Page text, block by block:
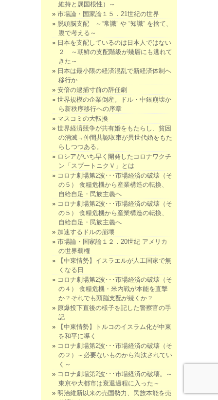
維持と属国根性）～
市場論・国家論１５．21世紀の世界
脱頭脳支配 ～“常識” や “知識” を捨て、
腹で考える～
日本を支配しているのは日本人ではない
２ ～朝鮮の支配階級が幾層にも逃れて
きた～
日本は最小限の経済混乱で新経済体制へ
移行か
安倍の逮捕寸前の辞任劇
世界規模の企業倒産。ドル・中銀崩壊か
ら新秩序移行への序章
マスコミの大転換
世界経済競争が共有婚をもたらし、貧困
の消滅→仲間共認収束が異世代婚をもた
らしつつある。
ロシアがいち早く開発したコロナワクチ
ン「スプートニクＶ」とは
コロナ劇場第2波･･･市場経済の破壊（そ
の５） 食糧危機から産業構造の転換、
自給自足・民族主義へ
コロナ劇場第2波･･･市場経済の破壊（そ
の５） 食糧危機から産業構造の転換、
自給自足・民族主義へ
加速するドルの崩壊
市場論・国家論１２．20世紀 アメリカ
の世界覇権
【中東情勢】イスラエルが人工国家で無
くなる日
コロナ劇場第2波･･･市場経済の破壊（そ
の４） 食糧危機・米内戦が本能を直撃
か？それでも頭脳支配が続くか？
原爆投下直後の様子を記した警察官の手
記
【中東情勢】トルコのイスラム化が中東
を和平に導く
コロナ劇場第2波･･･市場経済の破壊（そ
の２）～必要ないものから淘汰されてい
く～
コロナ劇場第2波･･･市場経済の破壊。～
東京や大都市は衰退過程に入った～
明治維新以来の売国勢力、民族本能を売